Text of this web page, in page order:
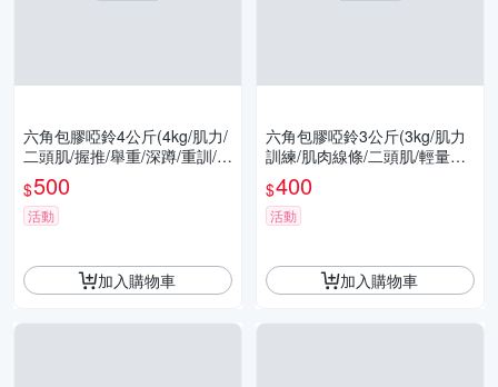
六角包膠啞鈴4公斤(4kg/肌力/
二頭肌/握推/舉重/深蹲/重訓/胸
肌/GetSport)
$500
活動
加入購物車
六角包膠啞鈴3公斤(3kg/肌力
訓練/肌肉線條/二頭肌/輕量啞
鈴/GetSport)
$400
活動
加入購物車